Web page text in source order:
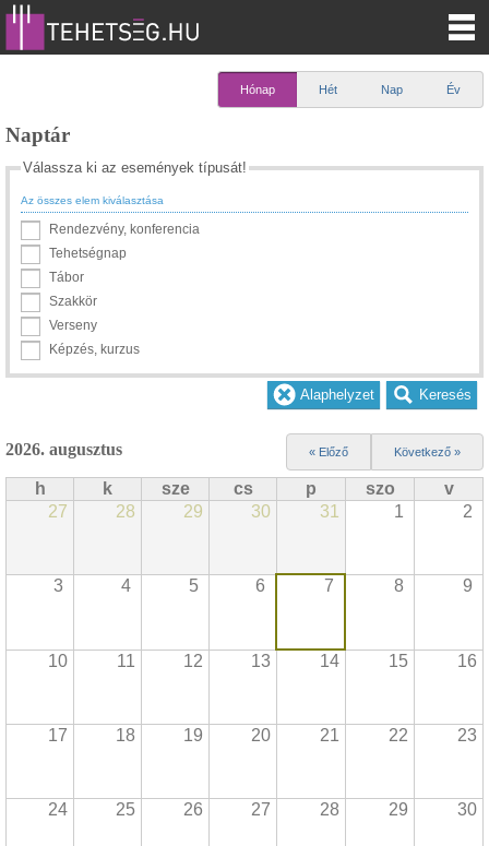
Hónap Hét Nap Év
Naptár
Válassza ki az események típusát!
Az összes elem kiválasztása
Rendezvény, konferencia
Tehetségnap
Tábor
Szakkör
Verseny
Képzés, kurzus
2026. augusztus « Előző Következő »
h k sze cs p szo
v
27
28 29 30 31 1 2
3 4 5 6 7 8 9
10 11 12 13 14 15 16
17 18 19 20 21 22 23
24 25 26 27 28 29 30